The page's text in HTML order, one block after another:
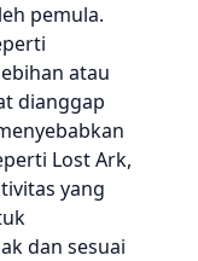
pemula.
atau
dianggap
Lost Ark,
yang
dan sesuai